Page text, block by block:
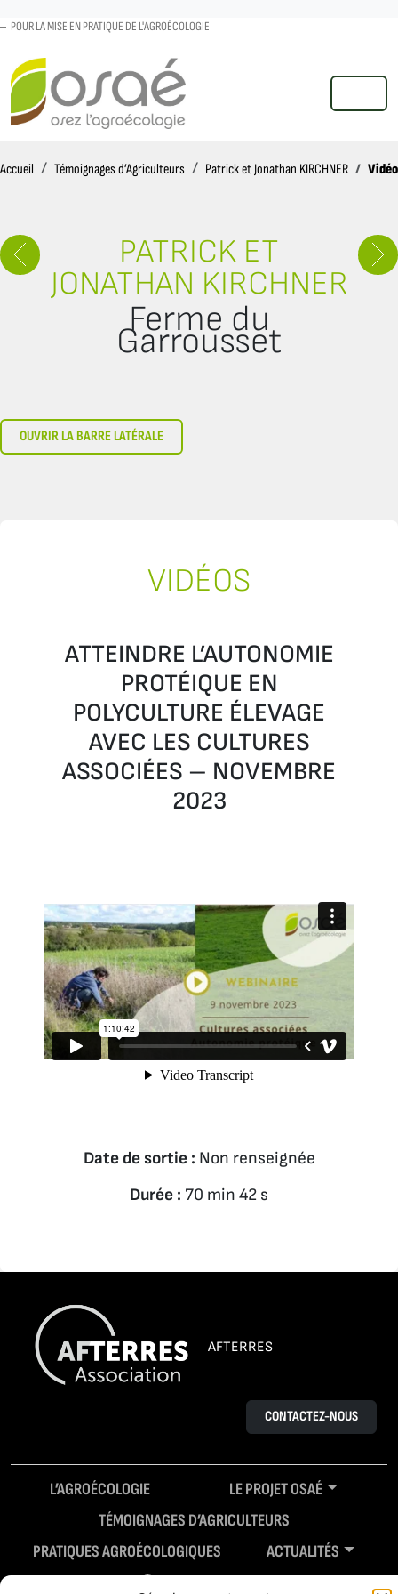
POUR LA MISE EN PRATIQUE DE L'AGROÉCOLOGIE
MENU
Accueil AccueilTémoignages d’Agriculteurs Patrick et Jonathan KIRCHNER
PATRICK ET
JONATHAN KIRCHNER
Ferme du
Garrousset
OUVRIR LA BARRE LATÉRALE
VIDÉOS
ATTEINDRE L’AUTONOMIE
PROTÉIQUE EN
POLYCULTURE ÉLEVAGE
AVEC LES CULTURES
ASSOCIÉES – NOVEMBRE
2023
Date de sortie : Non renseignée
Durée : 70 min 42 s
AFTERRES
CONTACTEZ-NOUS
L’AGROÉCOLOGIE
LE PROJET OSAÉ
TÉMOIGNAGES D’AGRICULTEURS
PRATIQUES AGROÉCOLOGIQUES
ACTUALITÉS